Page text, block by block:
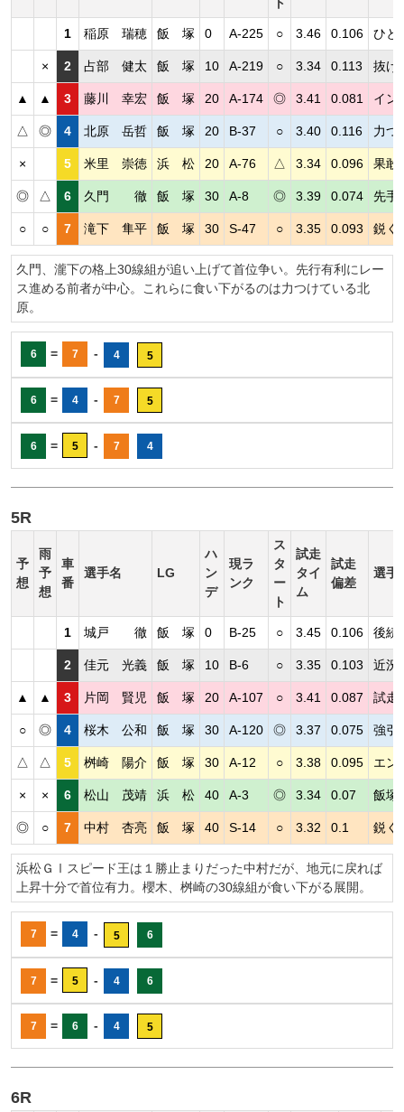
ト
1 稲原 瑞穂 飯 塚 0 A-225 ○ 3.46 0.106 ひと
× 2 占部 健太 飯 塚 10 A-219 ○ 3.34 0.113 抜け
▲ ▲ 3 藤川 幸宏 飯 塚 20 A-174 ◎ 3.41 0.081 イン
△ ◎ 4 北原 岳哲 飯 塚 20 B-37 ○ 3.40 0.116 力つ
× 5 米里 崇徳 浜 松 20 A-76 △ 3.34 0.096 果敢
◎ △ 6 久門 徹 飯 塚 30 A-8 ◎ 3.39 0.074 先手
○ ○ 7 滝下 隼平 飯 塚 30 S-47 ○ 3.35 0.093 鋭く
久門、瀧下の格上30線組が追い上げて首位争い。先行有利にレー
ス進める前者が中心。これらに食い下がるのは力つけている北
原。
6 = 7 - 4 5
6 = 4 - 7 5
6 = 5 - 7 4
5R
予
想
雨
予
想
車
番
選手名 LG
ハ
ン
デ
現ラ
ンク
ス
タ
ー
ト
試走
タイ
ム
試走
偏差
選手
1 城戸 徹 飯 塚 0 B-25 ○ 3.45 0.106 後続
2 佳元 光義 飯 塚 10 B-6 ○ 3.35 0.103 近況
▲ ▲ 3 片岡 賢児 飯 塚 20 A-107 ○ 3.41 0.087 試走
○ ◎ 4 桜木 公和 飯 塚 30 A-120 ◎ 3.37 0.075 強引
△ △ 5 桝崎 陽介 飯 塚 30 A-12 ○ 3.38 0.095 エン
× × 6 松山 茂靖 浜 松 40 A-3 ◎ 3.34 0.07 飯塚
◎ ○ 7 中村 杏亮 飯 塚 40 S-14 ○ 3.32 0.1 鋭く
浜松ＧⅠスピード王は１勝止まりだった中村だが、地元に戻れば
上昇十分で首位有力。櫻木、桝崎の30線組が食い下がる展開。
7 = 4 - 5 6
7 = 5 - 4 6
7 = 6 - 4 5
6R